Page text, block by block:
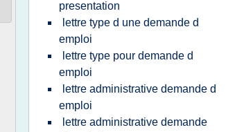
presentation
lettre type d une demande d
emploi
lettre type pour demande d
emploi
lettre administrative demande d
emploi
lettre administrative demande